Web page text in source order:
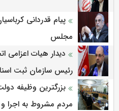
پیام قدردانی
مجلس
دیدار هیات اعزامی
رئیس سازمان ثبت
بزرگترین وظیفه
مردم مشروط به